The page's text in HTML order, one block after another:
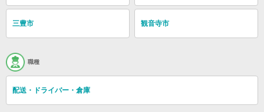
三豊市 観音寺市
職種
配送・ドライバー・倉庫